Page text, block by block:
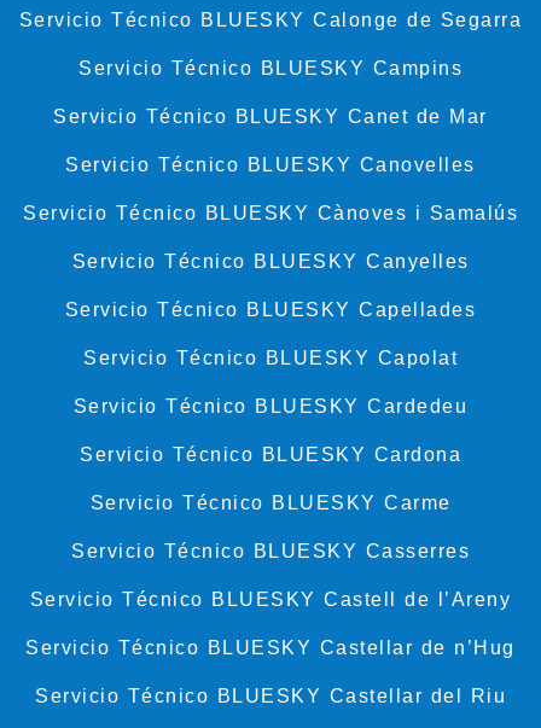
Servicio Técnico BLUESKY Calonge de Segarra
Servicio Técnico BLUESKY Campins
Servicio Técnico BLUESKY Canet de Mar
Servicio Técnico BLUESKY Canovelles
Servicio Técnico BLUESKY Cànoves i Samalús
Servicio Técnico BLUESKY Canyelles
Servicio Técnico BLUESKY Capellades
Servicio Técnico BLUESKY Capolat
Servicio Técnico BLUESKY Cardedeu
Servicio Técnico BLUESKY Cardona
Servicio Técnico BLUESKY Carme
Servicio Técnico BLUESKY Casserres
Servicio Técnico BLUESKY Castell de l’Areny
Servicio Técnico BLUESKY Castellar de n’Hug
Servicio Técnico BLUESKY Castellar del Riu